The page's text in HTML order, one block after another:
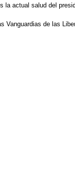
actual salud del
Vanguardias de las